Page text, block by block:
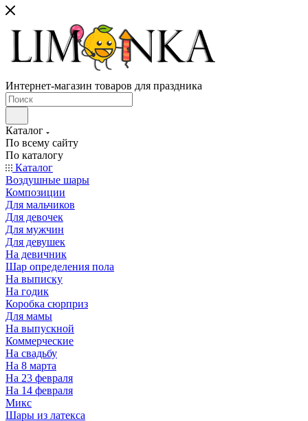
Интернет-магазин товаров для праздника
Каталог
По всему сайту
По каталогу
Каталог
Воздушные шары
Композиции
Для мальчиков
Для девочек
Для мужчин
Для девушек
На девичник
Шар определения пола
На выписку
На годик
Коробка сюрприз
Для мамы
На выпускной
Коммерческие
На свадьбу
На 8 марта
На 23 февраля
На 14 февраля
Микс
Шары из латекса